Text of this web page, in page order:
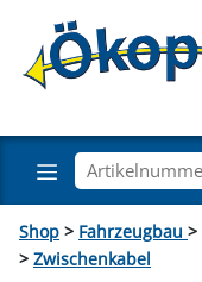
Shop > Fahrzeugbau >
> Zwischenkabel